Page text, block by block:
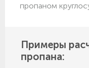
пропаном
Примеры
пропана: